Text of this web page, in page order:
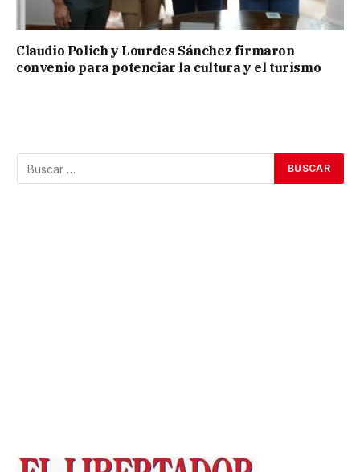
Claudio Polich y Lourdes Sánchez firmaron
convenio para potenciar la cultura y el turismo